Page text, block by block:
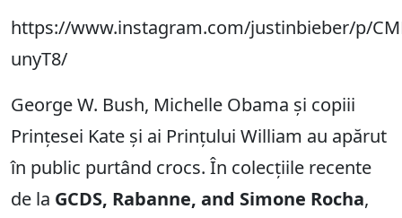
https://www.instagram.com/justinbieber/p/
unyT8/
George W. Bush, Michelle Obama și copiii
Prințesei Kate și ai Prințului William au apărut
în public purtând crocs. În colecțiile recente
de la GCDS, Rabanne, and Simone Rocha,